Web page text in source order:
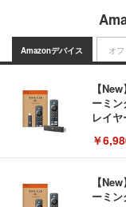
Amazonデバイス
【
ーミ
レイヤ
￥
【
ーミ
オ